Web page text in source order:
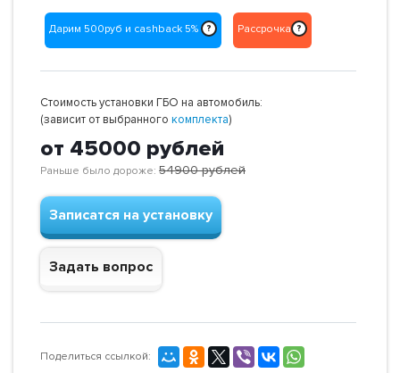
Дарим 500руб и cashback 5% ? Рассрочка ?
Стоимость установки ГБО на автомобиль:
(зависит от выбранного комплекта)
от 45000 рублей
Раньше было дороже: 54900рублей
Записатся на установку
Задать вопрос
Поделиться ссылкой: